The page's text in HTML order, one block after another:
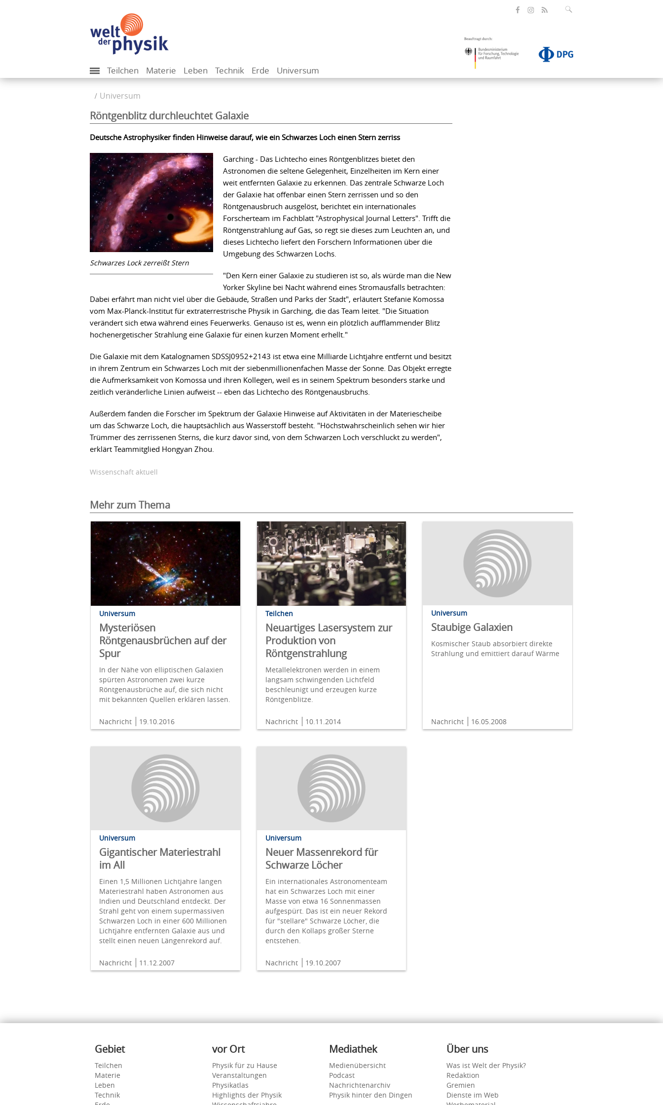
Teilchen Materie Leben Technik Erde Universum
Universum
Röntgenblitz durchleuchtet Galaxie
Deutsche Astrophysiker finden Hinweise darauf, wie ein Schwarzes Loch einen Stern zerriss
Schwarzes Lock zerreißt Stern
Garching - Das Lichtecho eines Röntgenblitzes bietet den
Astronomen die seltene Gelegenheit, Einzelheiten im Kern einer
weit entfernten Galaxie zu erkennen. Das zentrale Schwarze Loch
der Galaxie hat offenbar einen Stern zerrissen und so den
Röntgenausbruch ausgelöst, berichtet ein internationales
Forscherteam im Fachblatt "Astrophysical Journal Letters". Trifft die
Röntgenstrahlung auf Gas, so regt sie dieses zum Leuchten an, und
dieses Lichtecho liefert den Forschern Informationen über die
Umgebung des Schwarzen Lochs.
"Den Kern einer Galaxie zu studieren ist so, als würde man die New
Yorker Skyline bei Nacht während eines Stromausfalls betrachten:
Dabei erfährt man nicht viel über die Gebäude, Straßen und Parks der Stadt", erläutert Stefanie Komossa
vom Max-Planck-Institut für extraterrestrische Physik in Garching, die das Team leitet. "Die Situation
verändert sich etwa während eines Feuerwerks. Genauso ist es, wenn ein plötzlich aufflammender Blitz
hochenergetischer Strahlung eine Galaxie für einen kurzen Moment erhellt."
Die Galaxie mit dem Katalognamen SDSSJ0952+2143 ist etwa eine Milliarde Lichtjahre entfernt und besitzt
in ihrem Zentrum ein Schwarzes Loch mit der siebenmillionenfachen Masse der Sonne. Das Objekt erregte
die Aufmerksamkeit von Komossa und ihren Kollegen, weil es in seinem Spektrum besonders starke und
zeitlich veränderliche Linien aufweist -- eben das Lichtecho des Röntgenausbruchs.
Außerdem fanden die Forscher im Spektrum der Galaxie Hinweise auf Aktivitäten in der Materiescheibe
um das Schwarze Loch, die hauptsächlich aus Wasserstoff besteht. "Höchstwahrscheinlich sehen wir hier
Trümmer des zerrissenen Sterns, die kurz davor sind, von dem Schwarzen Loch verschluckt zu werden",
erklärt Teammitglied Hongyan Zhou.
Wissenschaft aktuell
Mehr zum Thema
Universum
Mysteriösen
Röntgenausbrüchen auf der
Spur
In der Nähe von elliptischen Galaxien
spürten Astronomen zwei kurze
Röntgenausbrüche auf, die sich nicht
mit bekannten Quellen erklären lassen.
Nachricht 19.10.2016
Teilchen
Neuartiges Lasersystem zur
Produktion von
Röntgenstrahlung
Metallelektronen werden in einem
langsam schwingenden Lichtfeld
beschleunigt und erzeugen kurze
Röntgenblitze.
Nachricht 10.11.2014
Universum
Staubige Galaxien
Kosmischer Staub absorbiert direkte
Strahlung und emittiert darauf Wärme
Nachricht 16.05.2008
Universum
Gigantischer Materiestrahl
im All
Einen 1,5 Millionen Lichtjahre langen
Materiestrahl haben Astronomen aus
Indien und Deutschland entdeckt. Der
Strahl geht von einem supermassiven
Schwarzen Loch in einer 600 Millionen
Lichtjahre entfernten Galaxie aus und
stellt einen neuen Längenrekord auf.
Nachricht 11.12.2007
Universum
Neuer Massenrekord für
Schwarze Löcher
Ein internationales Astronomenteam
hat ein Schwarzes Loch mit einer
Masse von etwa 16 Sonnenmassen
aufgespürt. Das ist ein neuer Rekord
für "stellare" Schwarze Löcher, die
durch den Kollaps großer Sterne
entstehen.
Nachricht 19.10.2007
Inhalte
Gebiet
Teilchen
Materie
Leben
Technik
vor Ort
Physik für zu Hause
Veranstaltungen
Physikatlas
Highlights der Physik
Mediathek
Medienübersicht
Podcast
Nachrichtenarchiv
Physik hinter den Dingen
Über uns
Was ist Welt der Physik?
Redaktion
Gremien
Dienste im Web